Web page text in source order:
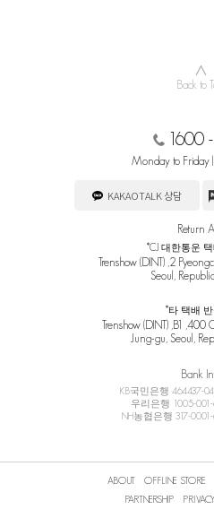
∧
Back to
1600
Monday to Friday
KAKAOTALK 상담
Return
*CJ 대한통운
Trenshow (DINT) ,2
Seoul,
*타 택배 반
Trenshow (DINT) ,B1
Jung-gu, Seoul,
Bank
KB국민은행 464437-
우리은행 1005-001-
NH농협은행 317-
ABOUT OFFLINE STORE
PARTNERSHIP